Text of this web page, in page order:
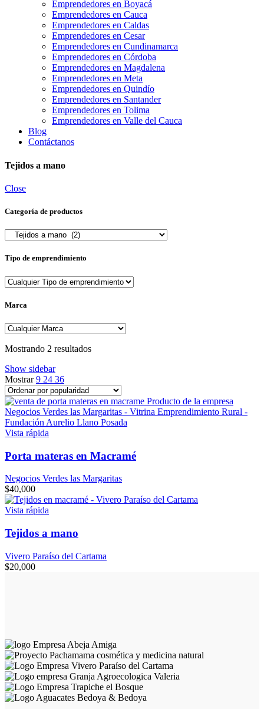
Emprendedores en Boyacá
Emprendedores en Cauca
Emprendedores en Caldas
Emprendedores en Cesar
Emprendedores en Cundinamarca
Emprendedores en Córdoba
Emprendedores en Magdalena
Emprendedores en Meta
Emprendedores en Quindío
Emprendedores en Santander
Emprendedores en Tolima
Emprendedores en Valle del Cauca
Blog
Contáctanos
Tejidos a mano
Close
Categoría de productos
Tipo de emprendimiento
Marca
Mostrando 2 resultadosSorted
Show sidebar
Mostrar9 24 36
Vista rápida
Porta materas en Macramé
Negocios Verdes las Margaritas
$40,000
Vista rápida
Tejidos a mano
Vivero Paraíso del Cartama
$20,000